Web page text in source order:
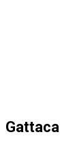
Gattaca